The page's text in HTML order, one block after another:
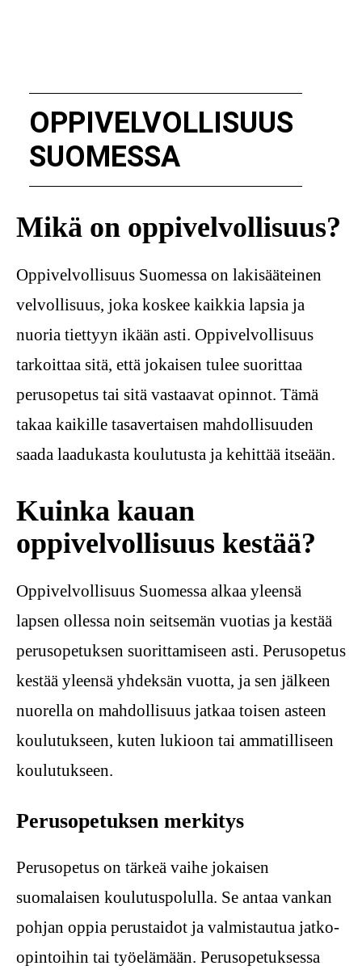
OPPIVELVOLLISUUS
SUOMESSA
Mikä on oppivelvollisuus?
Oppivelvollisuus Suomessa on lakisääteinen
velvollisuus, joka koskee kaikkia lapsia ja
nuoria tiettyyn ikään asti. Oppivelvollisuus
tarkoittaa sitä, että jokaisen tulee suorittaa
perusopetus tai sitä vastaavat opinnot. Tämä
takaa kaikille tasavertaisen mahdollisuuden
saada laadukasta koulutusta ja kehittää itseään.
Kuinka kauan
oppivelvollisuus kestää?
Oppivelvollisuus Suomessa alkaa yleensä
lapsen ollessa noin seitsemän vuotias ja kestää
perusopetuksen suorittamiseen asti. Perusopetus
kestää yleensä yhdeksän vuotta, ja sen jälkeen
nuorella on mahdollisuus jatkaa toisen asteen
koulutukseen, kuten lukioon tai ammatilliseen
koulutukseen.
Perusopetuksen merkitys
Perusopetus on tärkeä vaihe jokaisen
suomalaisen koulutuspolulla. Se antaa vankan
pohjan oppia perustaidot ja valmistautua jatko-
opintoihin tai työelämään. Perusopetuksessa